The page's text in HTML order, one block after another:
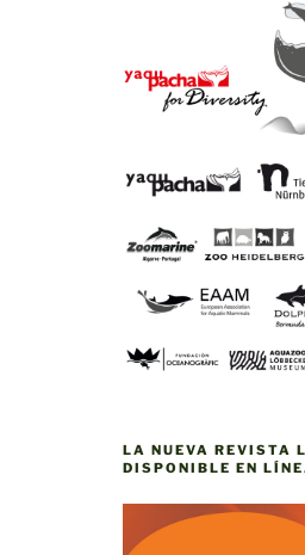
LA NUEVA REVISTA
DISPONIBLE EN